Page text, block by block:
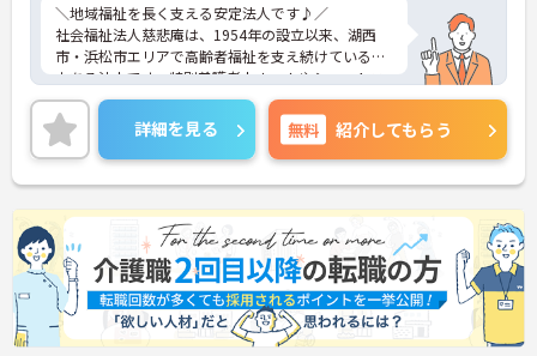
＼地域福祉を長く支える安定法人です♪／
社会福祉法人慈悲庵は、1954年の設立以来、湖西
市・浜松市エリアで高齢者福祉を支え続けている歴
史ある法人です。特別養護老人ホームやショートス
テイ、デイサービス、居宅介護支援事業所、地域包
括支援センターなど幅広いサービスを展開してお
り、地域に根差した総合的な支援体制が整っていま
す。
今回募集する生活相談員は、利用者様やご家族から
の相談対応をはじめ、契約業務や関係機関との連携
など幅広い役割を担うポジションです。日勤中心で
月平均残業は5時間程度と少なく、退職金制度など
福利厚生も充実。安定した法人基盤のもとで、地域
福祉に貢献しながら長く活躍したい方におすすめの
求人です。
詳細を見る 無料 紹介してもらう